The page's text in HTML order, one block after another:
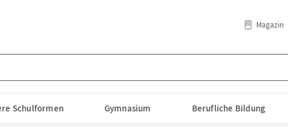
Magazin
Schulformen Gymnasium Berufliche Bildung